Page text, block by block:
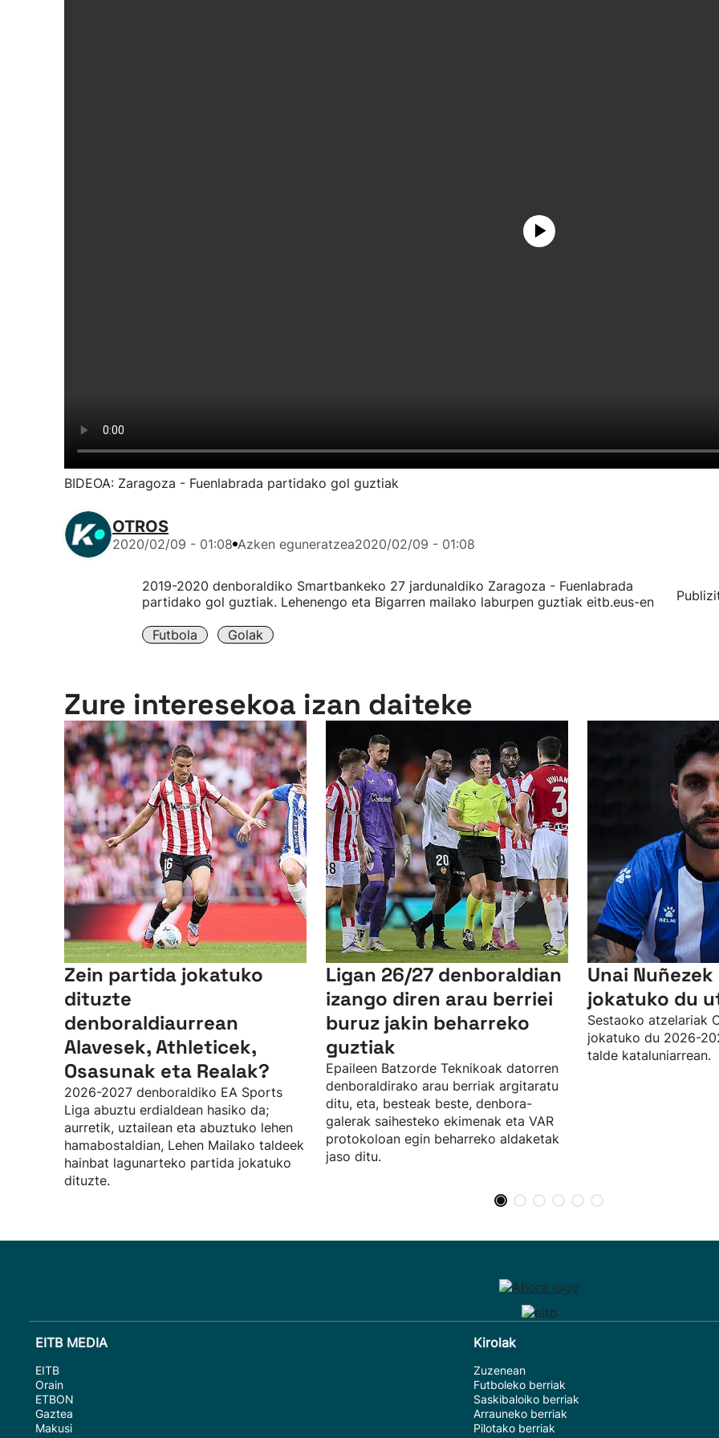
BIDEOA: Zaragoza - Fuenlabrada partidako gol guztiak
OTROS
2020/02/09 - 01:08 Azken eguneratzea2020/02/09 - 01:08
2019-2020 denboraldiko Smartbankeko 27 jardunaldiko Zaragoza - Fuenlabrada
partidako gol guztiak. Lehenengo eta Bigarren mailako laburpen guztiak eitb.eus-en
Futbola Golak
Zure interesekoa izan daiteke
Zein partida jokatuko
dituzte
denboraldiaurrean
Alavesek, Athleticek,
Osasunak eta Realak?
2026-2027 denboraldiko EA Sports
Liga abuztu erdialdean hasiko da;
aurretik, uztailean eta abuztuko lehen
hamabostaldian, Lehen Mailako taldeek
hainbat lagunarteko partida jokatuko
dituzte.
Ligan 26/27 denboraldian
izango diren arau berriei
buruz jakin beharreko
guztiak
Epaileen Batzorde Teknikoak datorren
denboraldirako arau berriak argitaratu
ditu, eta, besteak beste, denbora-
galerak saihesteko ekimenak eta VAR
protokoloan egin beharreko aldaketak
jaso ditu.
Unai
jokatuko du
Sestaoko atzelariak
jokatuko du 2026-
talde kataluniarrean.
EITB MEDIA
EITB
Orain
ETBON
Gaztea
Makusi
Kirolak
Zuzenean
Futboleko berriak
Saskibaloiko berriak
Arrauneko berriak
Pilotako berriak